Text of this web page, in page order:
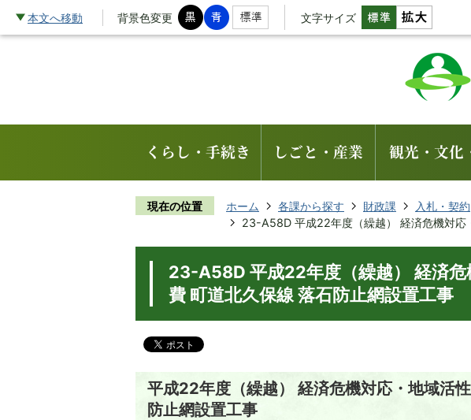
本文へ移動 背景色変更 文字サイズ
くらし・手続き しごと・産業 観光・文化
現在の位置 ホーム 各課から探す 財政課 入札・契約
23-A58D 平成22年度（繰越） 経済危機対応
23-A58D 平成22年度（繰越） 経済危
費 町道北久保線 落石防止網設置工事
平成22年度（繰越） 経済危機対応・地域活
防止網設置工事